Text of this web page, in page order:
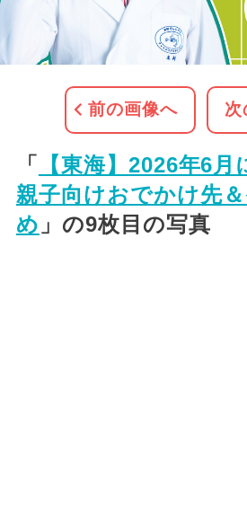
前の画像へ 次
「
【東海】2026年6月
親子向けおでかけ先
め 」の9枚目の写真